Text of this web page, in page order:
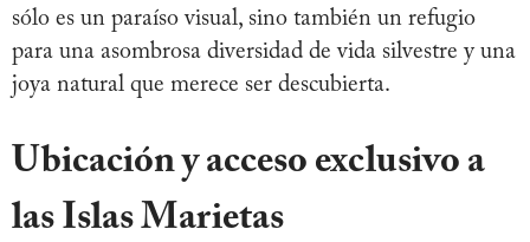
sólo es un paraíso visual, sino también un refugio
para una asombrosa diversidad de vida silvestre y una
joya natural que merece ser descubierta.
Ubicación y acceso exclusivo a
las Islas Marietas